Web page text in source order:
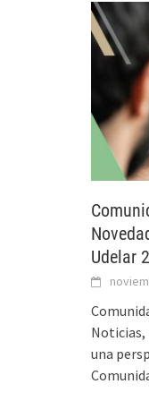
Udelar
Noticias,
una